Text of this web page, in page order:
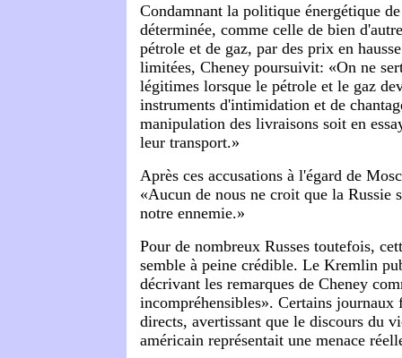
Condamnant la politique énergétique
déterminée, comme celle de bien
pétrole et de gaz, par des prix en
limitées, Cheney poursuivit: «On ne
légitimes lorsque le pétrole et le gaz
instruments d'intimidation et de
manipulation des livraisons soit en
leur transport.»
Après ces accusations à l'égard de
«Aucun de nous ne croit que la Russie
notre ennemie.»
Pour de nombreux Russes toutefois,
semble à peine crédible. Le Kremlin
décrivant les remarques de Cheney
incompréhensibles». Certains journaux
directs, avertissant que le discours du
américain représentait une menace